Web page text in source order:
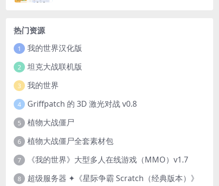
热门资源
1 我的世界汉化版
2 坦克大战联机版
3 我的世界
4 Griffpatch 的 3D 激光对战 v0.8
5 植物大战僵尸
6 植物大战僵尸全套素材包
7 《我的世界》大型多人在线游戏（MMO）v1.7
8 超级服务器 ✦《星际争霸 Scratch（经典版本）》